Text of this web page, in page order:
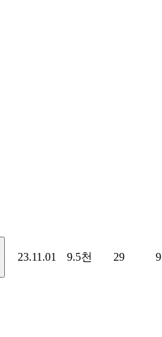
23.11.01 9.5천 29 9